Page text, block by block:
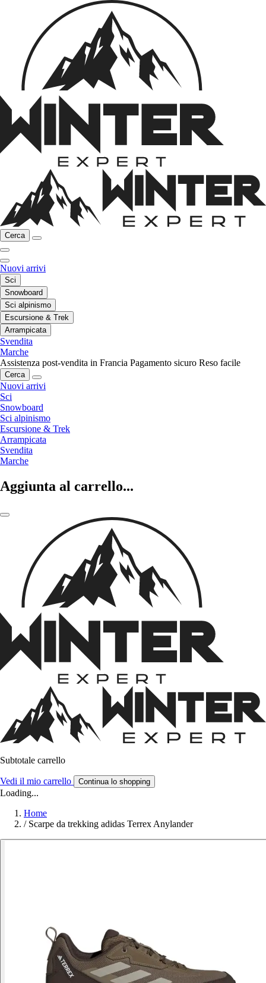
Cerca
Nuovi arrivi
Sci
Snowboard
Sci alpinismo
Escursione & Trek
Arrampicata
Svendita
Marche
Assistenza post-vendita in Francia Pagamento sicuro Reso facile
Cerca
Nuovi arrivi
Sci
Snowboard
Sci alpinismo
Escursione & Trek
Arrampicata
Svendita
Marche
Aggiunta al carrello...
Subtotale carrello
Vedi il mio carrello Continua lo shopping
Loading...
Home
/ Scarpe da trekking adidas Terrex Anylander